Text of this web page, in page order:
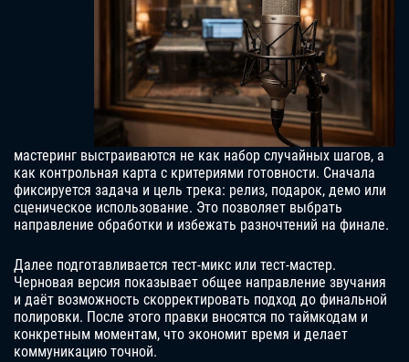
мастеринг выстраиваются не как набор случайных шагов, а
как контрольная карта с критериями готовности. Сначала
фиксируется задача и цель трека: релиз, подарок, демо или
сценическое использование. Это позволяет выбрать
направление обработки и избежать разночтений на финале.
Далее подготавливается тест-микс или тест-мастер.
Черновая версия показывает общее направление звучания
и даёт возможность скорректировать подход до финальной
полировки. После этого правки вносятся по таймкодам и
конкретным моментам, что экономит время и делает
коммуникацию точной.